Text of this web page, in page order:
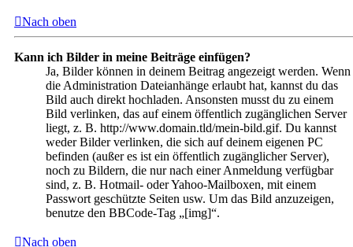
Nach oben
Kann ich Bilder in meine Beiträge einfügen?
Ja, Bilder können in deinem Beitrag angezeigt werden. Wenn
die Administration Dateianhänge erlaubt hat, kannst du das
Bild auch direkt hochladen. Ansonsten musst du zu einem
Bild verlinken, das auf einem öffentlich zugänglichen Server
liegt, z. B. http://www.domain.tld/mein-bild.gif. Du kannst
weder Bilder verlinken, die sich auf deinem eigenen PC
befinden (außer es ist ein öffentlich zugänglicher Server),
noch zu Bildern, die nur nach einer Anmeldung verfügbar
sind, z. B. Hotmail- oder Yahoo-Mailboxen, mit einem
Passwort geschützte Seiten usw. Um das Bild anzuzeigen,
benutze den BBCode-Tag „[img]“.
Nach oben